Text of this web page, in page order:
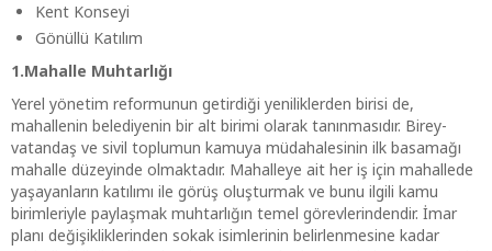
Kent Konseyi
Gönüllü Katılım
1.Mahalle Muhtarlığı
Yerel yönetim reformunun getirdiği yeniliklerden birisi de,
mahallenin belediyenin bir alt birimi olarak tanınmasıdır. Birey-
vatandaş ve sivil toplumun kamuya müdahalesinin ilk basamağı
mahalle düzeyinde olmaktadır. Mahalleye ait her iş için mahallede
yaşayanların katılımı ile görüş oluşturmak ve bunu ilgili kamu
birimleriyle paylaşmak muhtarlığın temel görevlerindendir. İmar
planı değişikliklerinden sokak isimlerinin belirlenmesine kadar